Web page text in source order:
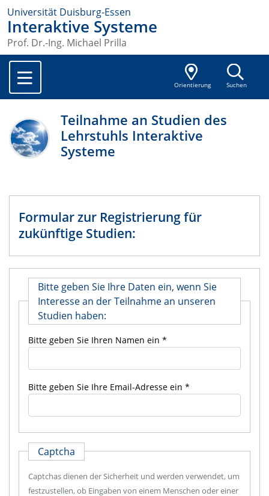
Universität Duisburg-Essen
Interaktive Systeme
Prof. Dr.-Ing. Michael Prilla
Orientierung Suchen
Teilnahme an Studien des
Lehrstuhls Interaktive
Systeme
Formular zur Registrierung für
zukünftige Studien:
Bitte geben Sie Ihre Daten ein, wenn Sie
Interesse an der Teilnahme an unseren
Studien haben:
Bitte geben Sie Ihren Namen ein
Bitte geben Sie Ihre Email-Adresse ein
Captcha
Captchas dienen der Sicherheit und werden verwendet, um
festzustellen, ob Eingaben von einem Menschen oder einer